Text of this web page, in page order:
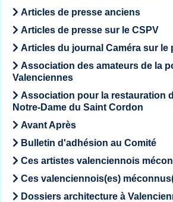
Articles de presse anciens
Articles de presse sur le CSPV
Articles du journal Caméra sur le
Association des amateurs de la
Valenciennes
Association pour la restauration
Notre-Dame du Saint Cordon
Avant Après
Bulletin d'adhésion au Comité
Ces artistes valenciennois
Ces valenciennois(es)
Dossiers architecture à